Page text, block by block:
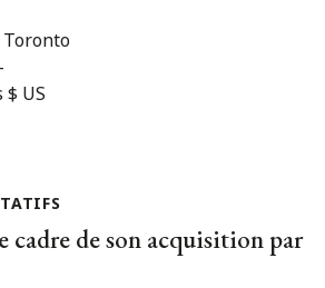
Toronto
US
cadre de son acquisition par